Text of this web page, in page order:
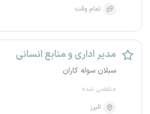
تمام وقت
مدیر اداری و منابع انسانی
سبلان سوله کاران
منقضی شده
البرز